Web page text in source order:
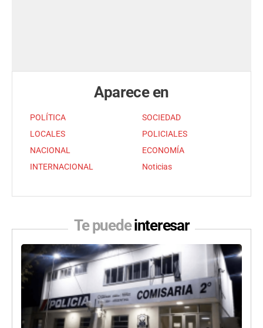
Aparece en
POLÍTICA
LOCALES
NACIONAL
INTERNACIONAL
SOCIEDAD
POLICIALES
ECONOMÍA
Noticias
Te puedeinteresar